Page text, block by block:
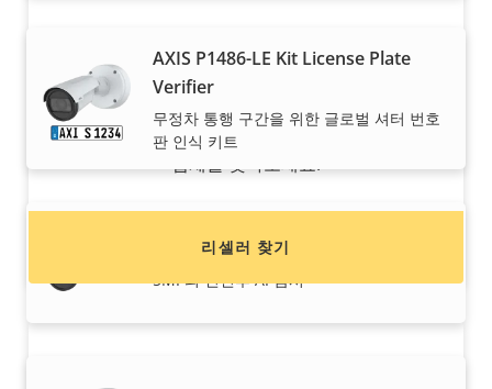
AXIS P1486-LE Kit License Plate
Verifier
무정차 통행 구간을 위한 글로벌 셔터 번호
판 인식 키트
AXIS P1487-LE Bullet Camera
5MP의 전천후 AI 감시
Axis 제품 구매를 원하시나요?
리셀러, 시스템 통합업체 및 Axis 제품/시스템 설치
업체를 찾아보세요.
리셀러 찾기